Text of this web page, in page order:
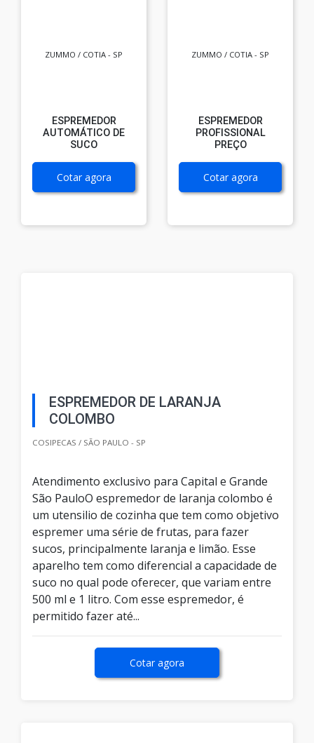
ZUMMO / COTIA - SP
ESPREMEDOR
AUTOMÁTICO DE
SUCO
Cotar agora
ZUMMO / COTIA - SP
ESPREMEDOR
PROFISSIONAL
PREÇO
Cotar agora
ESPREMEDOR DE LARANJA
COLOMBO
COSIPECAS / SÃO PAULO - SP
Atendimento exclusivo para Capital e Grande
São PauloO espremedor de laranja colombo é
um utensilio de cozinha que tem como objetivo
espremer uma série de frutas, para fazer
sucos, principalmente laranja e limão. Esse
aparelho tem como diferencial a capacidade de
suco no qual pode oferecer, que variam entre
500 ml e 1 litro. Com esse espremedor, é
permitido fazer até...
Cotar agora